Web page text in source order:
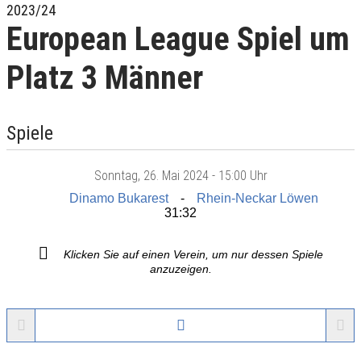
2023/24
European League Spiel um
Platz 3 Männer
Spiele
Sonntag, 26. Mai 2024 - 15:00 Uhr
Dinamo Bukarest
Rhein-Neckar Löwen
31:32
Klicken Sie auf einen Verein, um nur dessen Spiele
anzuzeigen.